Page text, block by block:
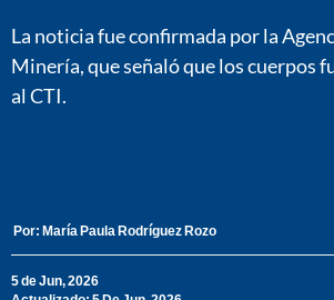
La noticia fue confirmada por la
Minería, que señaló que los cuerpos
al CTI.
Por: María Paula Rodríguez Rozo
5 de Jun, 2026